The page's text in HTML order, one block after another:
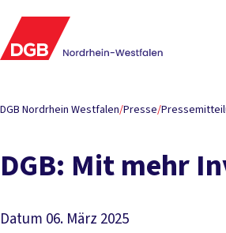
DGB Nordrhein Westfalen/Presse/
DGB: Mit mehr
Datum 06. März 2025